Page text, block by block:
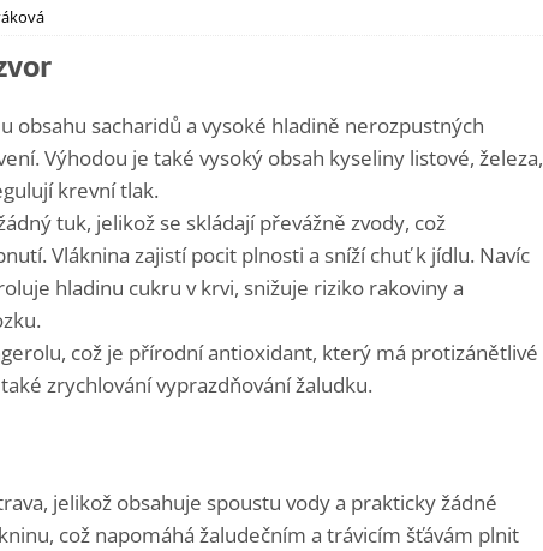
obsahu sacharidů a vysoké hladině nerozpustných
Výhodou je také vysoký obsah kyseliny listové, železa,
krevní tlak.
tuk, jelikož se skládají převážně zvody, což
Vláknina zajistí pocit plnosti a sníží chuť k jídlu. Navíc
hladinu cukru v krvi, snižuje riziko rakoviny a
což je přírodní antioxidant, který má protizánětlivé
zrychlování vyprazdňování žaludku.
jelikož obsahuje spoustu vody a prakticky žádné
což napomáhá žaludečním a trávicím šťávám plnit